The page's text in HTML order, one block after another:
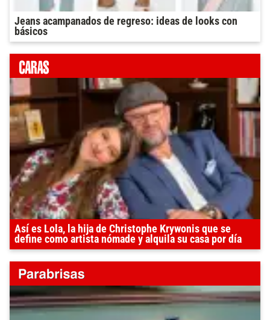
Jeans acampanados de regreso: ideas de looks con
básicos
Así es Lola, la hija de Christophe Krywonis que se
define como artista nómade y alquila su casa por día